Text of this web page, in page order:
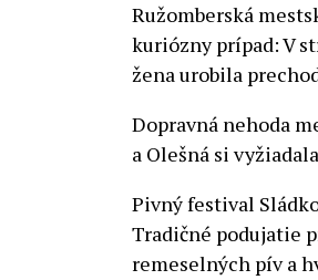
Ružomberská
kuriózny prípad: V
žena urobila
Dopravná nehoda
a Olešná si
Pivný festival
Tradičné podujatie
remeselných pív a